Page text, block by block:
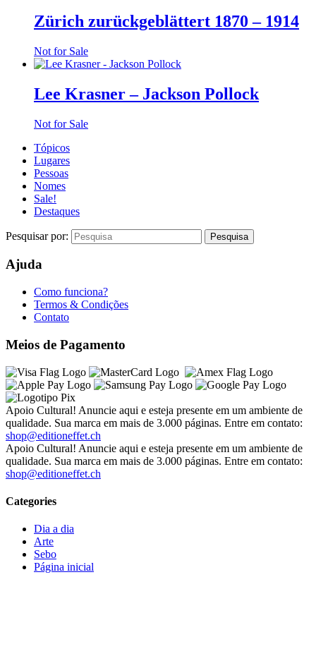
Zürich zurückgeblättert 1870 – 1914
Not for Sale
Lee Krasner – Jackson Pollock
Not for Sale
Tópicos
Lugares
Pessoas
Nomes
Sale!
Destaques
Pesquisar por:
Ajuda
Como funciona?
Termos & Condições
Contato
Meios de Pagamento
Apoio Cultural! Anuncie aqui e esteja presente em um ambiente de
qualidade. Sua marca em mais de 3.000 páginas. Entre em contato:
shop@editioneffet.ch
Apoio Cultural! Anuncie aqui e esteja presente em um ambiente de
qualidade. Sua marca em mais de 3.000 páginas. Entre em contato:
shop@editioneffet.ch
Categories
Dia a dia
Arte
Sebo
Página inicial